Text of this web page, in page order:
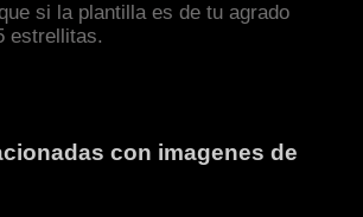
si la plantilla es de tu agrado
estrellitas.
con imagenes de